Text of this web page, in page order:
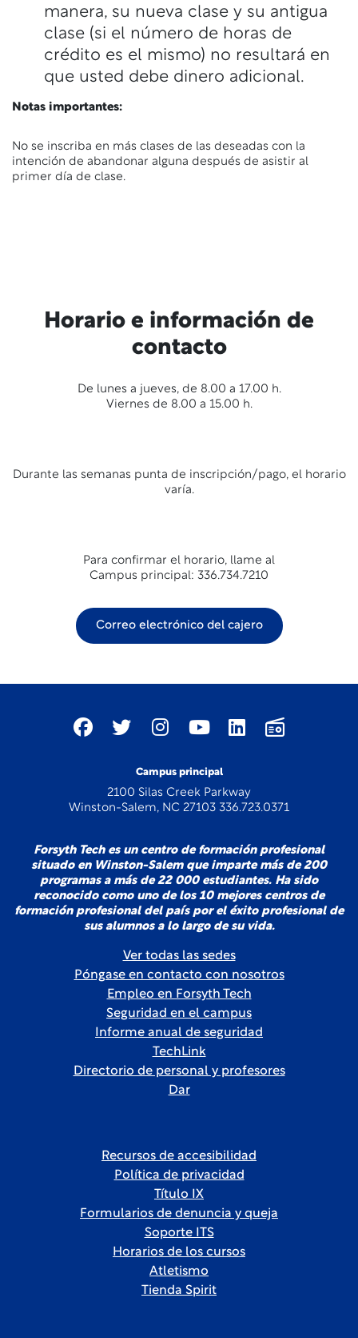
manera, su nueva clase y su antigua
clase (si el número de horas de
crédito es el mismo) no resultará en
que usted debe dinero adicional.
Notas importantes:
No se inscriba en más clases de las deseadas con la
intención de abandonar alguna después de asistir al
primer día de clase.
Horario e información de
contacto
De lunes a jueves, de 8.00 a 17.00 h.
Viernes de 8.00 a 15.00 h.
Durante las semanas punta de inscripción/pago, el horario
varía.
Para confirmar el horario, llame al
Campus principal: 336.734.7210
Correo electrónico del cajero
Campus principal
2100 Silas Creek Parkway
Winston-Salem, NC 27103 336.723.0371
Forsyth Tech es un centro de formación profesional
situado en Winston-Salem que imparte más de 200
programas a más de 22 000 estudiantes. Ha sido
reconocido como uno de los 10 mejores centros de
formación profesional del país por el éxito profesional de
sus alumnos a lo largo de su vida.
Ver todas las sedes
Póngase en contacto con nosotros
Empleo en Forsyth Tech
Seguridad en el campus
Informe anual de seguridad
TechLink
Directorio de personal y profesores
Dar
Recursos de accesibilidad
Política de privacidad
Título IX
Formularios de denuncia y queja
Soporte ITS
Horarios de los cursos
Atletismo
Tienda Spirit